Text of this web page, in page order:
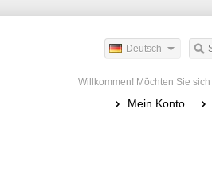
Deutsch
Willkommen! Möchten Sie sich
Mein Konto